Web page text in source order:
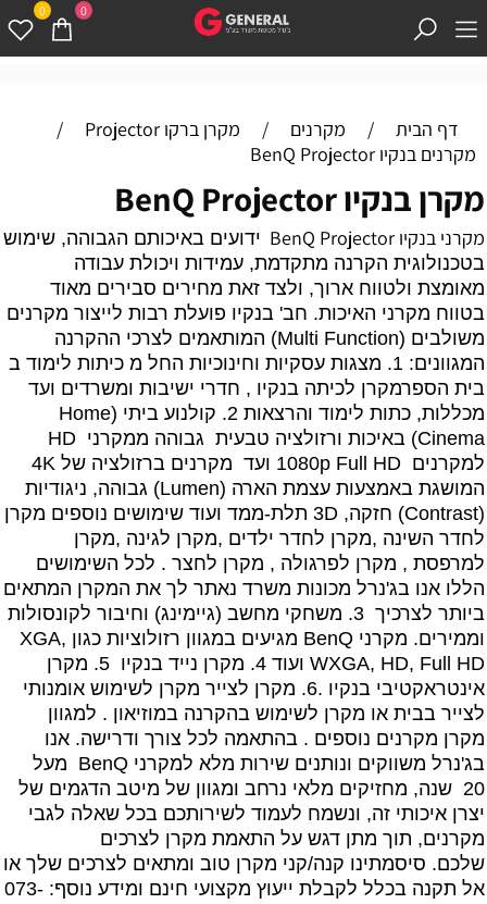
0 0
דף הבית / מקרנים / מקרן ברקו Projector
/
מקרנים בנקיו BenQ Projector
מקרן בנקיו BenQ Projector
מקרני בנקיו BenQ Projector
ידועים באיכותם הגבוהה, שימוש
בטכנולוגית הקרנה מתקדמת, עמידות ויכולת עבודה
מאומצת ולטווח ארוך, ולצד זאת מחירים סבירים מאוד
בטווח מקרני האיכות. חב' בנקיו פועלת רבות לייצור מקרנים
משולבים (Multi Function) המותאמים לצרכי ההקרנה
המגוונים: 1. מצגות עסקיות וחינוכיות החל מ
כיתות לימוד ב
בית הספרמקרן לכיתה בנקיו , חדרי ישיבות ומשרדים ועד
מכללות, כתות לימוד והרצאות 2.
קולנוע ביתי (Home
Cinema) באיכות ורזולציה טבעית גבוהה מ
מקרני HD
למקרנים 1080p Full HD
ועד מקרנים ברזולציה של 4K
המושגת באמצעות עצמת הארה (Lumen) גבוהה, ניגודיות
(Contrast) חזקה, 3D תלת-ממד ועוד שימושים נוספים מקרן
לחדר השינה ,מקרן לחדר ילדים ,מקרן לגינה ,מקרן
למרפסת , מקרן לפרגולה , מקרן לחצר . לכל השימושים
הללו אנו בג'נרל מכונות משרד נאתר לך את המקרן המתאים
ביותר לצרכיך 3. משחקי מחשב (גיימינג) וחיבור לקונסולות
וממירים. מקרני BenQ מגיעים במגוון רזולוציות כגון XGA,
WXGA, HD, Full HD ועוד 4. מקרן נייד בנקיו 5.
מקרן
אינטראקטיב
י בנקיו .6. מקרן לצייר מקרן לשימוש אומנותי
לצייר בבית או מקרן לשימוש בהקרנה במוזיאון . למגוון
מקרן מקרנים נוספים . בהתאמה לכל צורך ודרישה. אנו
בג'נרל משווקים ונותנים שירות מלא למקרני BenQ מעל
20 שנה, מחזיקים מלאי נרחב ומגוון של מיטב הדגמים של
יצרן איכותי זה, ונשמח לעמוד לשירותכם בכל שאלה לגבי
מקרנים, תוך מתן דגש על התאמת מקרן לצרכים
שלכם. סיסמתינו קנה/קני מקרן טוב ומתאים לצרכים שלך או
אל תקנה בכלל לקבלת ייעוץ מקצועי חינם ומידע נוסף: 073-